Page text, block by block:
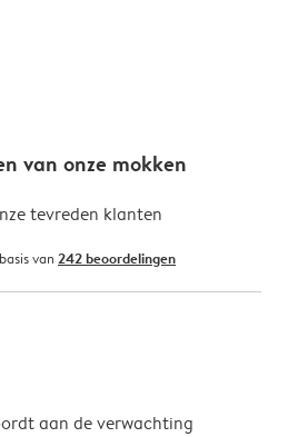
van onze mokken
tevreden klanten
van 242 beoordelingen
aan de verwachting